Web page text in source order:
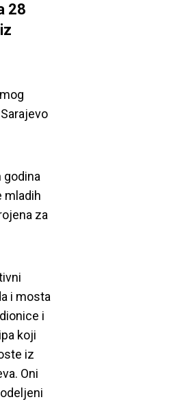
28
godina
mladih
za
i mosta
i
koji
iz
Oni